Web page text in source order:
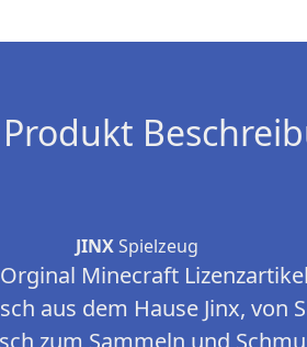
JINXSpielzeug
Orginal Minecraft Lizenzartikel
aus dem Hause Jinx, von
zum Sammeln und